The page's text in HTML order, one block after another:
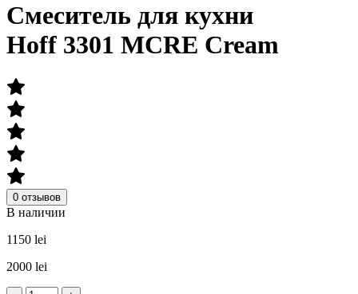
Смеситель для кухни
Hoff 3301 MCRE Cream
0 отзывов
В наличии
1150 lei
2000 lei